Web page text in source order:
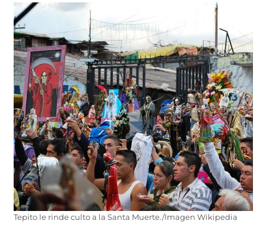
Tepito le rinde culto a la Santa Muerte./Imagen Wikipedia